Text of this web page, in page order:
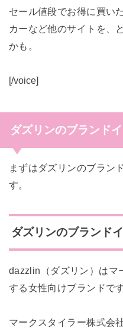
セール値段でお得に買い
カーなど他のサイトを、
かも。
[/voice]
ダズリンのブランド
まずはダズリンのブラン
す。
ダズリンのブランド
dazzlin（ダズリン） はマ
する女性向けブランドです
マークスタイラー株式会